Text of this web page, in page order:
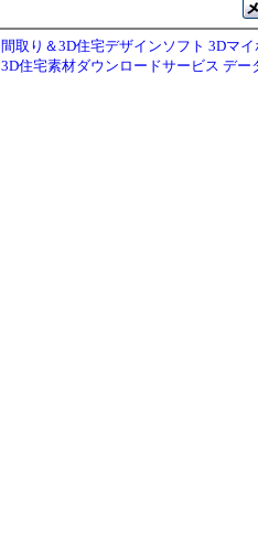
間取り＆3D住宅デザインソフト 3Dマ
3D住宅素材ダウンロードサービス デー